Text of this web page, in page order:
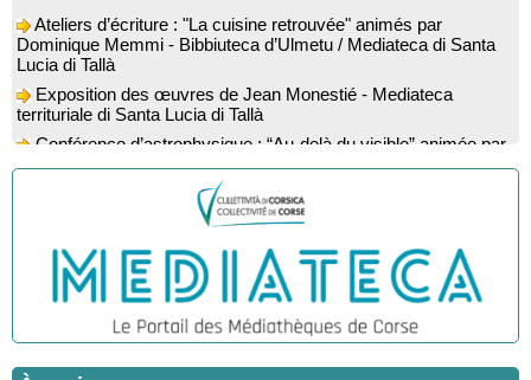
Dominique Memmi - Bibbiuteca d’Ulmetu / Mediateca di Santa
Lucia di Tallà
territuriale di Santa Lucia di Tallà
Bicchisgià
Exposition des œuvres de Dominique Malberti Morin :
"Racines, peintures acryliques et aquarelles" - Mediateca
Animation : "Petits lecteurs" - Médiathèque - Pitretu è
Bicchisgià
Veillée de contes à la forêt enchantée "U Mondu ditu
mignuleddu" par la Caravane de Conteurs - Currà
Colloque : "Taravu : terre de patrimoines", Regards sur le